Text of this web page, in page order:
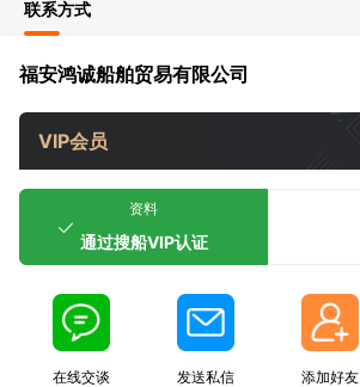
联系方式
福安鸿诚船舶贸易有限公司
VIP会员
资料
通过搜船VIP认证
在线交谈 发送私信 添加好友